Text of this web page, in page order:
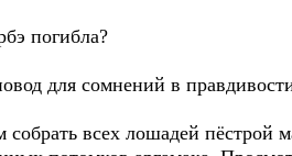
погибла?
для сомнений в
всех лошадей пёстрой